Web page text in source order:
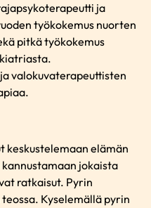
ja
työkokemus nuorten
pitkä työkokemus
valokuvaterapeuttisten
keskustelemaan elämän
jokaista
ratkaisut. Pyrin
Kyselemällä pyrin